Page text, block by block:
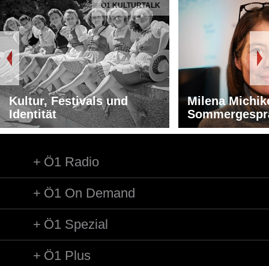
Ö1 KULTURTALK
Kultur, Festivals und
Identität
Milena
Ö1 Radio
Ö1 On Demand
Ö1 Spezial
Ö1 Plus